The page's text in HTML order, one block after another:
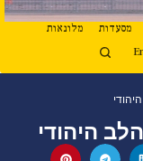
מלונאות
היהודי